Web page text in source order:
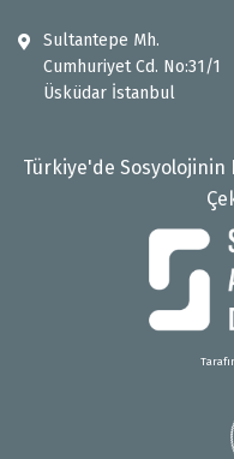
Sultantepe Mh.
Cumhuriyet Cd. No:31/1
Üsküdar İstanbul
Türkiye'de Sosyolojinin